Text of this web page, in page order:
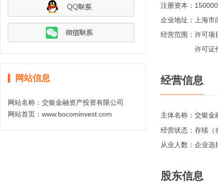
网站信息
网站名称： 交银金融资产投资有限公司
网站首页： www.bocominvest.com
注册资本：
企业地址：
上海
经营范围： 许可项
许可证
经营信息
主体名称： 交银金
经营状态： 存续（
从业人数： 企业选
股东信息